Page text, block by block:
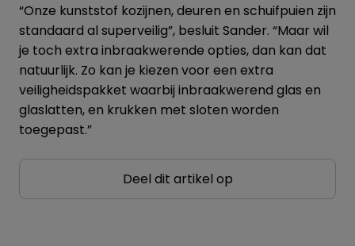
“Onze kunststof kozijnen, deuren en schuifpuien zijn
standaard al superveilig”, besluit Sander. “Maar wil
je toch extra inbraakwerende opties, dan kan dat
natuurlijk. Zo kan je kiezen voor een extra
veiligheidspakket waarbij inbraakwerend glas en
glaslatten, en krukken met sloten worden
toegepast.”
Deel dit artikel op